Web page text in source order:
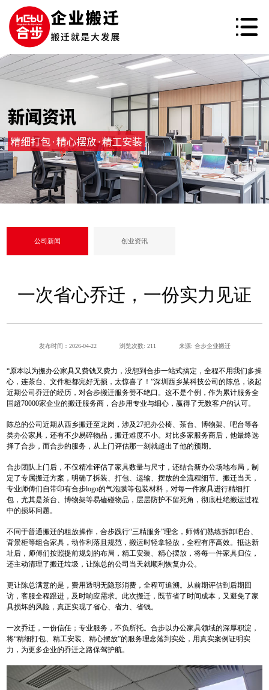
公司新闻 创业资讯
一次省心乔迁，一份实力见证
发布时间：2026-04-22 浏览次数: 211 来源: 合步企业搬迁
“原本以为搬办公家具又费钱又费力，没想到合步一站式搞定，全程不用我们多操
心，连茶台、文件柜都完好无损，太惊喜了！”深圳西乡某科技公司的陈总，谈起
近期公司乔迁的经历，对合步搬迁服务赞不绝口。这不是个例，作为累计服务全
国超70000家企业的搬迁服务商，合步用专业与细心，赢得了无数客户的认可。
陈总的公司近期从西乡搬迁至龙岗，涉及27把办公椅、茶台、博物架、吧台等各
类办公家具，还有不少易碎物品，搬迁难度不小。对比多家服务商后，他最终选
择了合步，而合步的服务，从上门评估那一刻就超出了他的预期。
合步团队上门后，不仅精准评估了家具数量与尺寸，还结合新办公场地布局，制
定了专属搬迁方案，明确了拆装、打包、运输、摆放的全流程细节。搬迁当天，
专业师傅们自带印有合步logo的气泡膜等包装材料，对每一件家具进行精细打
包，尤其是茶台、博物架等易磕碰物品，层层防护不留死角，彻底杜绝搬运过程
中的损坏问题。
不同于普通搬迁的粗放操作，合步践行“三精服务”理念，师傅们熟练拆卸吧台、
背景柜等组合家具，动作利落且规范，搬运时轻拿轻放，全程有序高效。抵达新
址后，师傅们按照提前规划的布局，精工安装、精心摆放，将每一件家具归位，
还主动清理了搬迁垃圾，让陈总的公司当天就顺利恢复办公。
更让陈总满意的是，费用透明无隐形消费，全程可追溯。从前期评估到后期回
访，客服全程跟进，及时响应需求。此次搬迁，既节省了时间成本，又避免了家
具损坏的风险，真正实现了省心、省力、省钱。
一次乔迁，一份信任；专业服务，不负所托。合步以办公家具领域的深厚积淀，
将“精细打包、精工安装、精心摆放”的服务理念落到实处，用真实案例证明实
力，为更多企业的乔迁之路保驾护航。